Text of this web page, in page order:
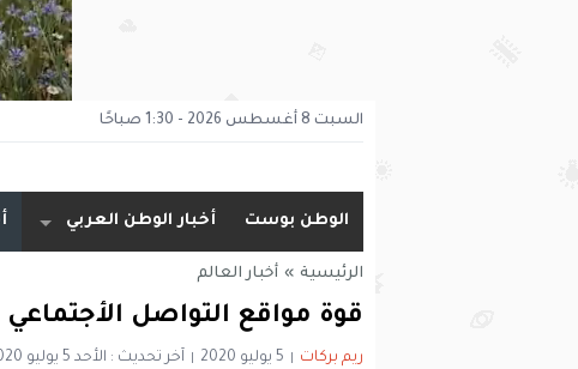
السبت 8 أغسطس 2026 - 1:30 صباحًا
الوطن بوست أخبار الوطن العربي
الرئيسية » أخبار العالم
قوة مواقع التواصل الأجتماعي
ريم بركات 5 يوليو 2020 آخر تحديث : الأحد 5 يوليو 2020 - 9:28 مساءً